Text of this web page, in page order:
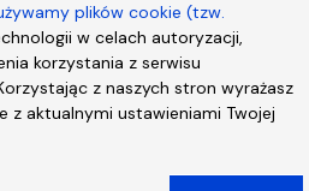
plików cookie (tzw.
w celach autoryzacji,
korzystania z serwisu
z naszych stron wyrażasz
z aktualnymi ustawieniami Twojej